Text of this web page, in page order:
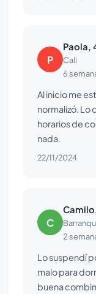
P
Paola,
Cali
6
Al inicio me
normalizó. Lo
horarios de
nada.
22/11/2024
C
2
Lo suspendí
malo para
buena